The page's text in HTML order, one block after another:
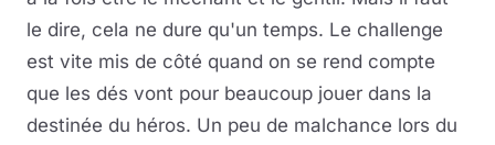
le dire, cela ne dure qu'un temps. Le challenge
est vite mis de côté quand on se rend compte
que les dés vont pour beaucoup jouer dans la
destinée du héros. Un peu de malchance lors du